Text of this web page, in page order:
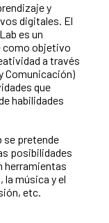
y
digitales. El
es un
como objetivo
a través
Comunicación)
que
habilidades
se pretende
posibilidades
herramientas
la música y el
etc.